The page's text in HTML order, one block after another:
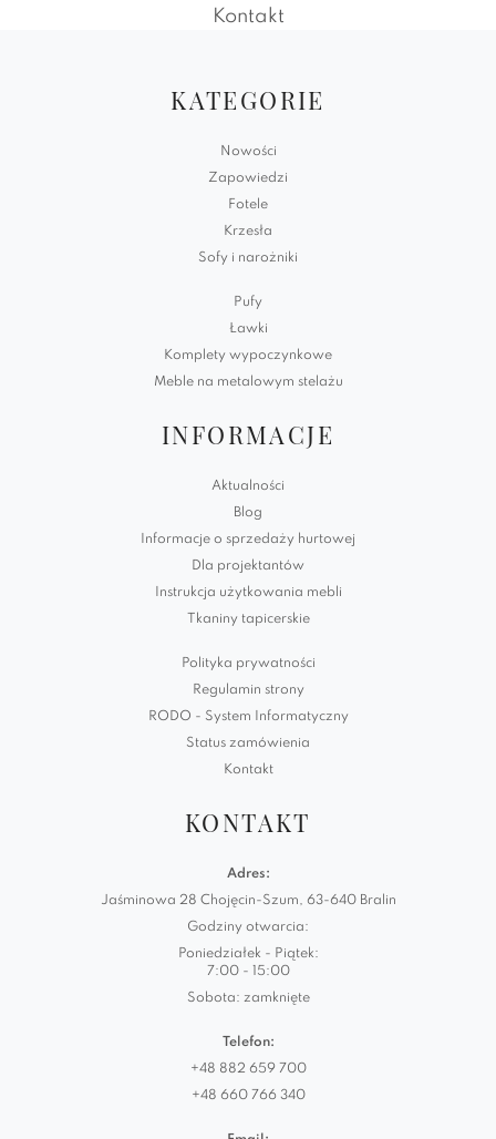
Kontakt
KATEGORIE
Nowości
Zapowiedzi
Fotele
Krzesła
Sofy i narożniki
Pufy
Ławki
Komplety wypoczynkowe
Meble na metalowym stelażu
INFORMACJE
Aktualności
Blog
Informacje o sprzedaży hurtowej
Dla projektantów
Instrukcja użytkowania mebli
Tkaniny tapicerskie
Polityka prywatności
Regulamin strony
RODO - System Informatyczny
Status zamówienia
Kontakt
KONTAKT
Adres:
Jaśminowa 28 Chojęcin-Szum, 63-640 Bralin
Godziny otwarcia:
Poniedziałek - Piątek:
7:00 - 15:00
Sobota: zamknięte
Telefon:
+48 882 659 700
+48 660 766 340